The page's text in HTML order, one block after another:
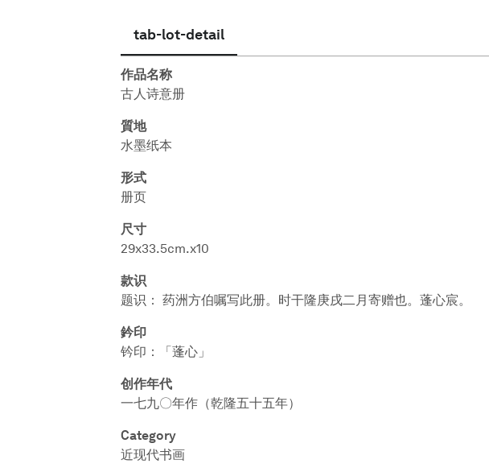
tab-lot-detail
作品名称
古人诗意册
質地
水墨纸本
形式
册页
尺寸
29x33.5cm.x10
款识
题识： 药洲方伯嘱写此册。时干隆庚戌二月寄赠也。蓬心宸。
鈐印
钤印：「蓬心」
创作年代
一七九〇年作（乾隆五十五年）
Category
近现代书画